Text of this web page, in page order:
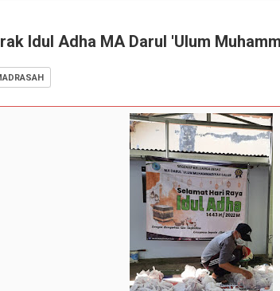
Idul Adha MA Darul 'Ulum